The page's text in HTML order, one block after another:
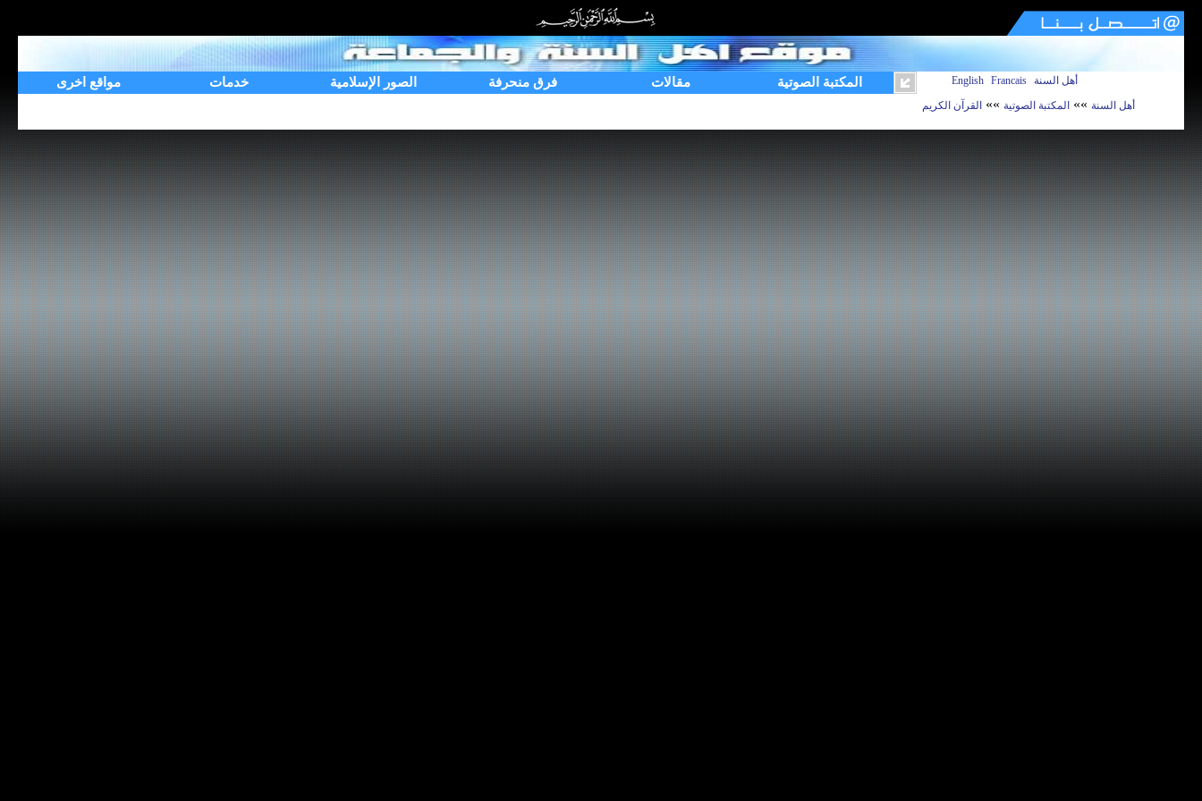
مواقع اخرى خدمات الصور الإسلامية فرق منحرفة مقالات المكتبة الصوتية English Francais
أهل السنة
أهل السنة »» المكتبة الصوتية »» القرآن الكريم